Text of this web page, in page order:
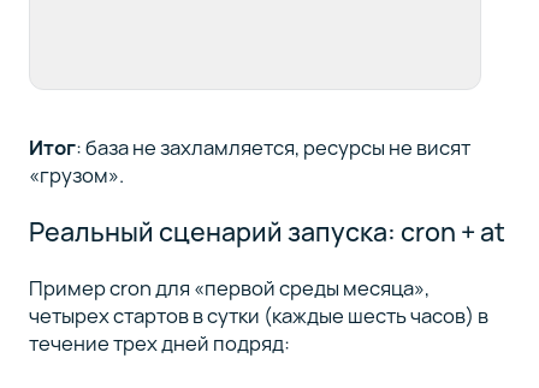
Итог: база не захламляется, ресурсы не висят
«грузом».
Реальный сценарий запуска: cron + at
Пример cron для «первой среды месяца»,
четырех стартов в сутки (каждые шесть часов) в
течение трех дней подряд: